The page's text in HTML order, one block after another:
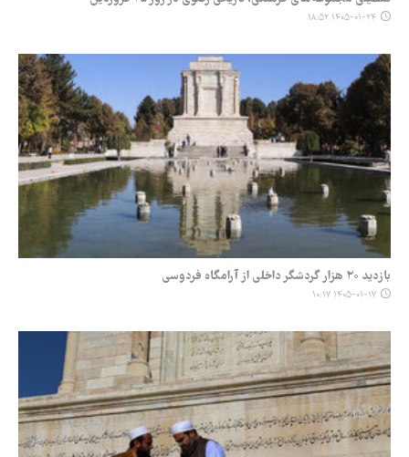
۱۴۰۵-۰۱-۲۴ ۱۸:۵۲
بازدید ۲۰ هزار گردشگر داخلی از آرامگاه فردوسی
۱۴۰۵-۰۱-۱۷ ۱۰:۱۷